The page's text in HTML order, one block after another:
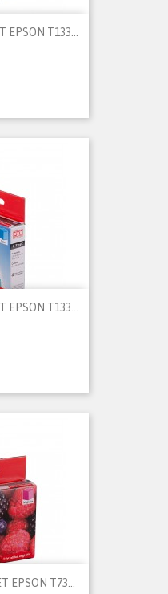
EPSON T133...
EPSON T133...
EPSON T73...